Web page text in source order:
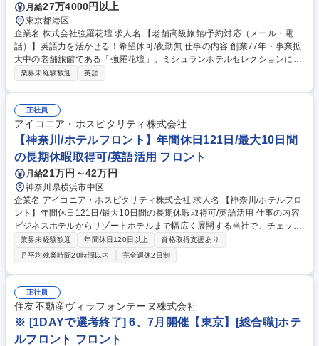
月給27万4000円以上
東京都港区
企業名 株式会社強羅花壇 求人名 【老舗高級旅館/予約対応（メール・電
話）】英語力を活かせる！希望休可/夜勤無 仕事の内容 創業77年・事業拡
大中の老舗旅館である「強羅花壇」。ミシュランホテルセレクションに
て、最も高い評価「最上級の滞在」にも選ばれました。 当社のリザベーシ
体験の質にも影響を与える やりがいのあるポジションです。 【業務内
容】・旅行会社やお客さまからの宿泊予約受付（電話、メール） ※メール
は英語7：日本語3／電話は英語4：日本語6 ・ホテル基幹システムへの入
力業務 ・帳票や書類の作成・管理・その他附帯業務等 募集職種 【老舗高
級旅館/予約対応（メール・電話）】英語力を活かせる！希望休可/夜勤無
業界未経験歓迎 英語
正社員
アイコニア・ホスピタリティ株式会社
【神奈川/ホテルフロント】年間休日121日/最大10日間
の長期休暇取得可/英語活用 フロント
月給21万円～42万円
神奈川県横浜市中区
企業名 アイコニア・ホスピタリティ株式会社 求人名 【神奈川/ホテルフロ
ント】年間休日121日/最大10日間の長期休暇取得可/英語活用 仕事の内容
ビジネスホテルからリゾートホテルまで幅広く展開する当社で、チェック
インやチェックアウトをはじめとするフロント業務をお任せします。将来
のキャリアパス有り。 【詳細】・接客業務、及び予約受付（電話、インタ
ーネット）、館内や周辺施設のご案内、コンシェルジュ業務に加え、経
理、発注など付帯事務をお任せします 【入社後キャリア】・フロント業務
をご経験した後、リーダーやマネージャーへのキャリアパス有り。志向性
とご希望を勘案し、現場だけでは無く本社人事などへのキャリア可能性も
ございます。 募集職種 【神奈川/ホテルフロント】年間休日121日/最大10
日間の長期休暇取得可/英語活用
業界未経験歓迎 年間休日120日以上
資格取得支援あり
月平均残業時間20時間以内
完全週休2日制
正社員
住友不動産ヴィラフォンテーヌ株式会社
※ [1DAYで選考終了] 6、7月開催【東京】[総合職]ホテ
ルフロント フロント